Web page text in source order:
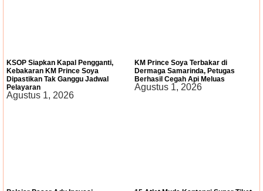
KSOP Siapkan Kapal Pengganti,
Kebakaran KM Prince Soya
Dipastikan Tak Ganggu Jadwal
Pelayaran
Agustus 1, 2026
KM Prince Soya Terbakar di
Dermaga Samarinda, Petugas
Berhasil Cegah Api Meluas
Agustus 1, 2026